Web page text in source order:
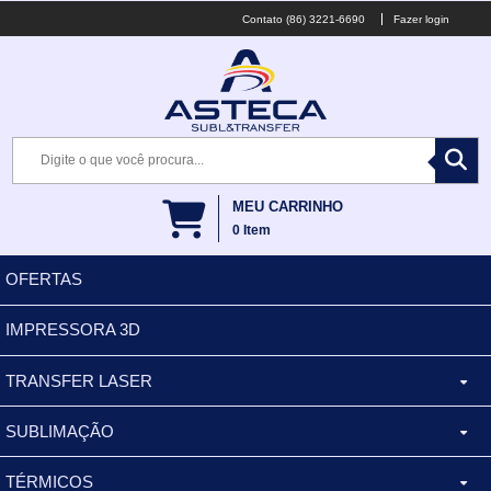
(86) 3221-6690 Fazer login
MEU CARRINHO
0 Item
OFERTAS
IMPRESSORA 3D
TRANSFER LASER
CANECA ALUMINIO
BALDES
SUBLIMAÇÃO
XÍCARA
TÉRMICOS